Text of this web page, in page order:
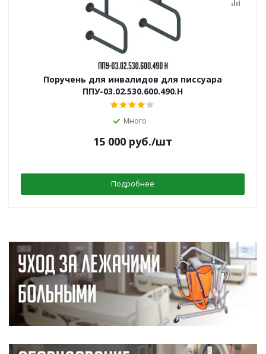
Поручень для инвалидов для писсуара
ППУ-03.02.530.600.490.Н
Много
15 000 руб./шт
Подробнее